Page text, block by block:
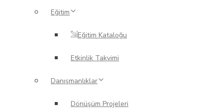
Eğitim
Eğitim Kataloğu
Etkinlik Takvimi
Danışmanlıklar
Dönüşüm Projeleri